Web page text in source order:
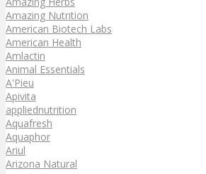
Amazing Nutrition
American Biotech Labs
American Health
Amlactin
Animal Essentials
A'Pieu
Apivita
appliednutrition
Aquafresh
Aquaphor
Ariul
Arizona Natural